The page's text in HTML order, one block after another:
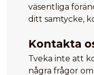
väsentliga
ditt samtycke,
Kontakta
Tveka inte att
några frågor